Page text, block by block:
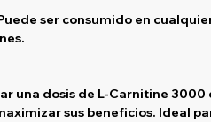
ser consumido en
una dosis de L-Carnitine 3000
sus beneficios. Ideal